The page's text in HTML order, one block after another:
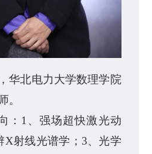
华北电力大学数理学院
。
： 1、强场超快激光动
X射线光谱学； 3、光学